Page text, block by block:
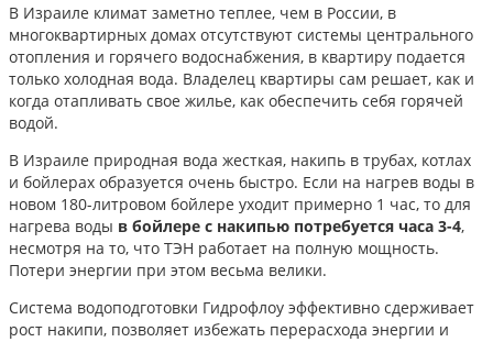
В Израиле климат заметно теплее, чем в России, в
многоквартирных домах отсутствуют системы центрального
отопления и горячего водоснабжения, в квартиру подается
только холодная вода. Владелец квартиры сам решает, как и
когда отапливать свое жилье, как обеспечить себя горячей
водой.
В Израиле природная вода жесткая, накипь в трубах, котлах
и бойлерах образуется очень быстро. Если на нагрев воды в
новом 180-литровом бойлере уходит примерно 1 час, то для
нагрева воды в бойлере с накипью потребуется часа 3-4,
несмотря на то, что ТЭН работает на полную мощность.
Потери энергии при этом весьма велики.
Система водоподготовки Гидрофлоу эффективно сдерживает
рост накипи, позволяет избежать перерасхода энергии и